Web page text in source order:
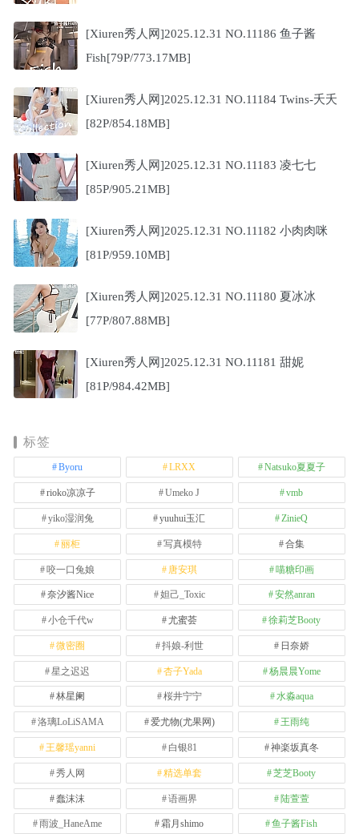
[Xiuren秀人网]2025.12.31 NO.11186 鱼子酱
Fish[79P/773.17MB]
[Xiuren秀人网]2025.12.31 NO.11184 Twins-夭夭
[82P/854.18MB]
[Xiuren秀人网]2025.12.31 NO.11183 凌七七
[85P/905.21MB]
[Xiuren秀人网]2025.12.31 NO.11182 小肉肉咪
[81P/959.10MB]
[Xiuren秀人网]2025.12.31 NO.11180 夏冰冰
[77P/807.88MB]
[Xiuren秀人网]2025.12.31 NO.11181 甜妮
[81P/984.42MB]
标签
Byoru LRXX Natsuko夏夏子
rioko凉凉子 Umeko J vmb
yiko湿润兔 yuuhui玉汇 ZinieQ
丽柜 写真模特 合集
咬一口兔娘 唐安琪 喵糖印画
奈汐酱Nice 妲己_Toxic 安然anran
小仓千代w 尤蜜荟 徐莉芝Booty
微密圈 抖娘-利世 日奈娇
星之迟迟 杏子Yada 杨晨晨Yome
林星阑 桜井宁宁 水淼aqua
洛璃LoLiSAMA 爱尤物(尤果网) 王雨纯
王馨瑶yanni 白银81 神楽坂真冬
秀人网 精选单套 芝芝Booty
蠢沫沫 语画界 陆萱萱
雨波_HaneAme 霜月shimo 鱼子酱Fish